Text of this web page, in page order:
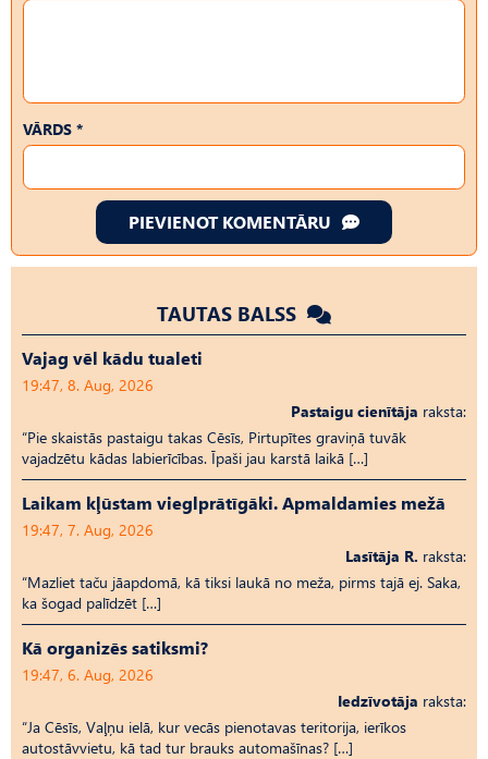
VĀRDS *
PIEVIENOT KOMENTĀRU
TAUTAS BALSS
Vajag vēl kādu tualeti
19:47, 8. Aug, 2026
Pastaigu cienītāja raksta:
“Pie skaistās pastaigu takas Cēsīs, Pirtupītes graviņā tuvāk
vajadzētu kādas labierīcības. Īpaši jau karstā laikā […]
Laikam kļūstam vieglprātīgāki. Apmaldamies mežā
19:47, 7. Aug, 2026
Lasītāja R. raksta:
“Mazliet taču jāapdomā, kā tiksi laukā no meža, pirms tajā ej. Saka,
ka šogad palīdzēt […]
Kā organizēs satiksmi?
19:47, 6. Aug, 2026
Iedzīvotāja raksta:
“Ja Cēsīs, Vaļņu ielā, kur vecās pienotavas teritorija, ierīkos
autostāvvietu, kā tad tur brauks automašīnas? […]